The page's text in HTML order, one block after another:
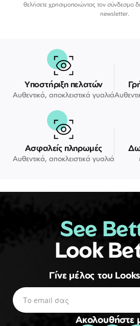
θελήσετε χρησιμοποιώντας τον σύνδεσμο
newsletter.
Υποστήριξη πελατών
Αυθεντικά, αποκλειστικά γυαλιά
Ασφαλείς πληρωμές
Αυθεντικά, αποκλειστικά γυαλιά
See
Look
Γίνε μέλος του
Ακολουθήστε